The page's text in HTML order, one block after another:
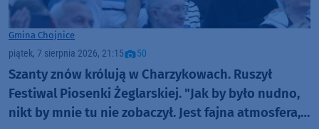
Gmina Chojnice
piątek, 7 sierpnia 2026, 21:15 50
Szanty znów królują w Charzykowach. Ruszył
Festiwal Piosenki Żeglarskiej. "Jak by było nudno,
nikt by mnie tu nie zobaczył. Jest fajna atmosfera,